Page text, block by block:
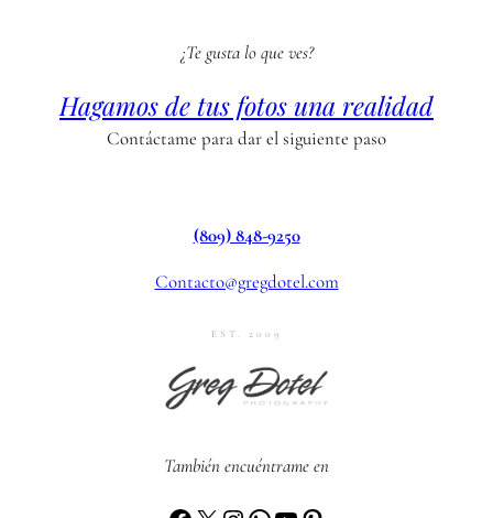
¿Te gusta lo que ves?
Hagamos de tus fotos una realidad
Contáctame para dar el siguiente paso
(809) 848-9250
Contacto@gregdotel.com
EST. 2009
También encuéntrame en